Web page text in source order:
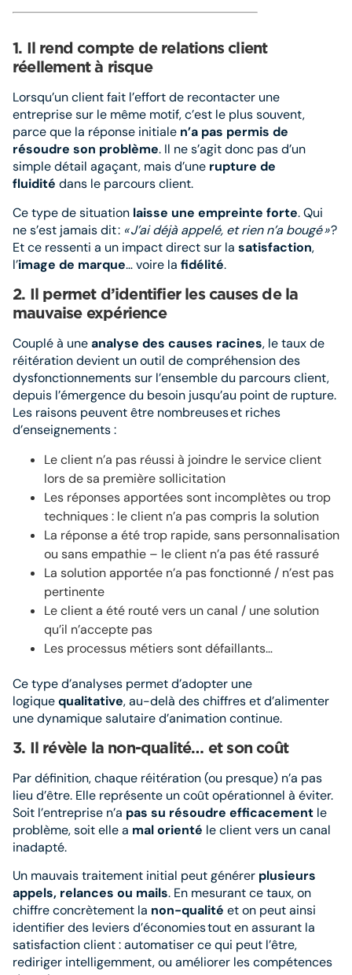
1. Il rend compte de relations client
réellement à risque
Lorsqu’un client fait l’effort de recontacter une
entreprise sur le même motif, c’est le plus souvent,
parce que la réponse initiale n’a pas permis de
résoudre son problème. Il ne s’agit donc pas d’un
simple détail agaçant, mais d’une rupture de
fluidité dans le parcours client.
Ce type de situation laisse une empreinte forte. Qui
ne s’est jamais dit : «J’ai déjà appelé, et rien n’a bougé»?
Et ce ressenti a un impact direct sur la satisfaction,
l’image de marque… voire la fidélité.
2. Il permet d’identifier les causes de la
mauvaise expérience
Couplé à uneanalyse des causes racines, le taux de
réitération devient un outil de compréhension des
dysfonctionnements sur l’ensemble du parcours client,
depuis l’émergence du besoin jusqu’au point de rupture.
Les raisons peuvent être nombreuses et riches
d’enseignements :
Le client n’a pas réussi à joindre le service client
lors de sa première sollicitation
Les réponses apportées sont incomplètes ou trop
techniques : le client n’a pas compris la solution
La réponse a été trop rapide, sans personnalisation
ou sans empathie – le client n’a pas été rassuré
La solution apportée n’a pas fonctionné / n’est pas
pertinente
Le client a été routé vers un canal / une solution
qu’il n’accepte pas
Les processus métiers sont défaillants…
Ce type d’analyses permet d’adopter une
logiquequalitative, au-delà des chiffres et d’alimenter
une dynamique salutaire d’animation continue.
3. Il révèle la non-qualité… et son coût
Par définition, chaque réitération (ou presque) n’a pas
lieu d’être. Elle représente un coût opérationnel à éviter.
Soit l’entreprise n’a pas su résoudre efficacement le
problème, soit elle a mal orienté le client vers un canal
inadapté.
Un mauvais traitement initial peut générer plusieurs
appels, relances ou mails. En mesurant ce taux, on
chiffre concrètement la non-qualité et on peut ainsi
identifier des leviers d’économies tout en assurant la
satisfaction client : automatiser ce qui peut l’être,
rediriger intelligemment, ou améliorer les compétences